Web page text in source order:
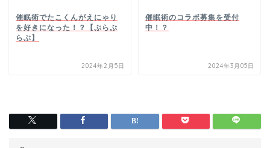
催眠術でたこくんがえにゃり
を好きになった！？【ぷらぷ
らぶ】
2024年2月5日
催眠術のコラボ募集を受付
中！？
2024年3月05日